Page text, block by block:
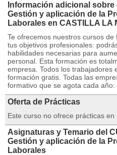
Información adicional sobre
Gestión y aplicación de la
Laborales en CASTILLA LA
Te ofrecemos nuestros cursos
tus objetivos profesionales:
habilidades necesarias para
personal. Esta formación es
empresa. Todos los trabajadores
formación gratis. Todas las
formativo que se agota cada
Oferta de Prácticas
Este curso no ofrece prácticas en
Asignaturas y Temario del
Gestión y aplicación de la
Laborales